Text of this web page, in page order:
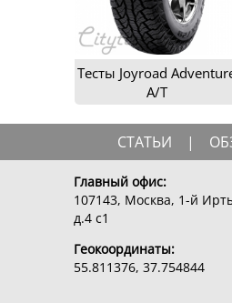
Тесты Joyroad
A/T
СТАТЬИ |
Главный офис:
107143, Москва, 1-й
д.4 с1
Геокоординаты:
55.811376, 37.754844